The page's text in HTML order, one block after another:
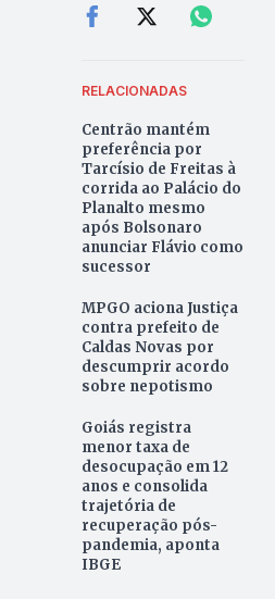
RELACIONADAS
Centrão mantém
preferência por
Tarcísio de Freitas à
corrida ao Palácio do
Planalto mesmo
após Bolsonaro
anunciar Flávio como
sucessor
MPGO aciona Justiça
contra prefeito de
Caldas Novas por
descumprir acordo
sobre nepotismo
Goiás registra
menor taxa de
desocupação em 12
anos e consolida
trajetória de
recuperação pós-
pandemia, aponta
IBGE